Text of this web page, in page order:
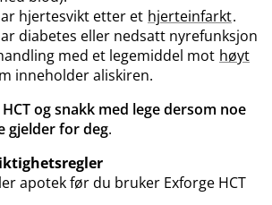
hjertesvikt etter et hjerteinfarkt.
diabetes eller nedsatt nyrefunksjon
med et legemiddel mot høyt
inneholder aliskiren.
og snakk med lege dersom noe
gjelder for deg.
apotek før du bruker Exforge HCT